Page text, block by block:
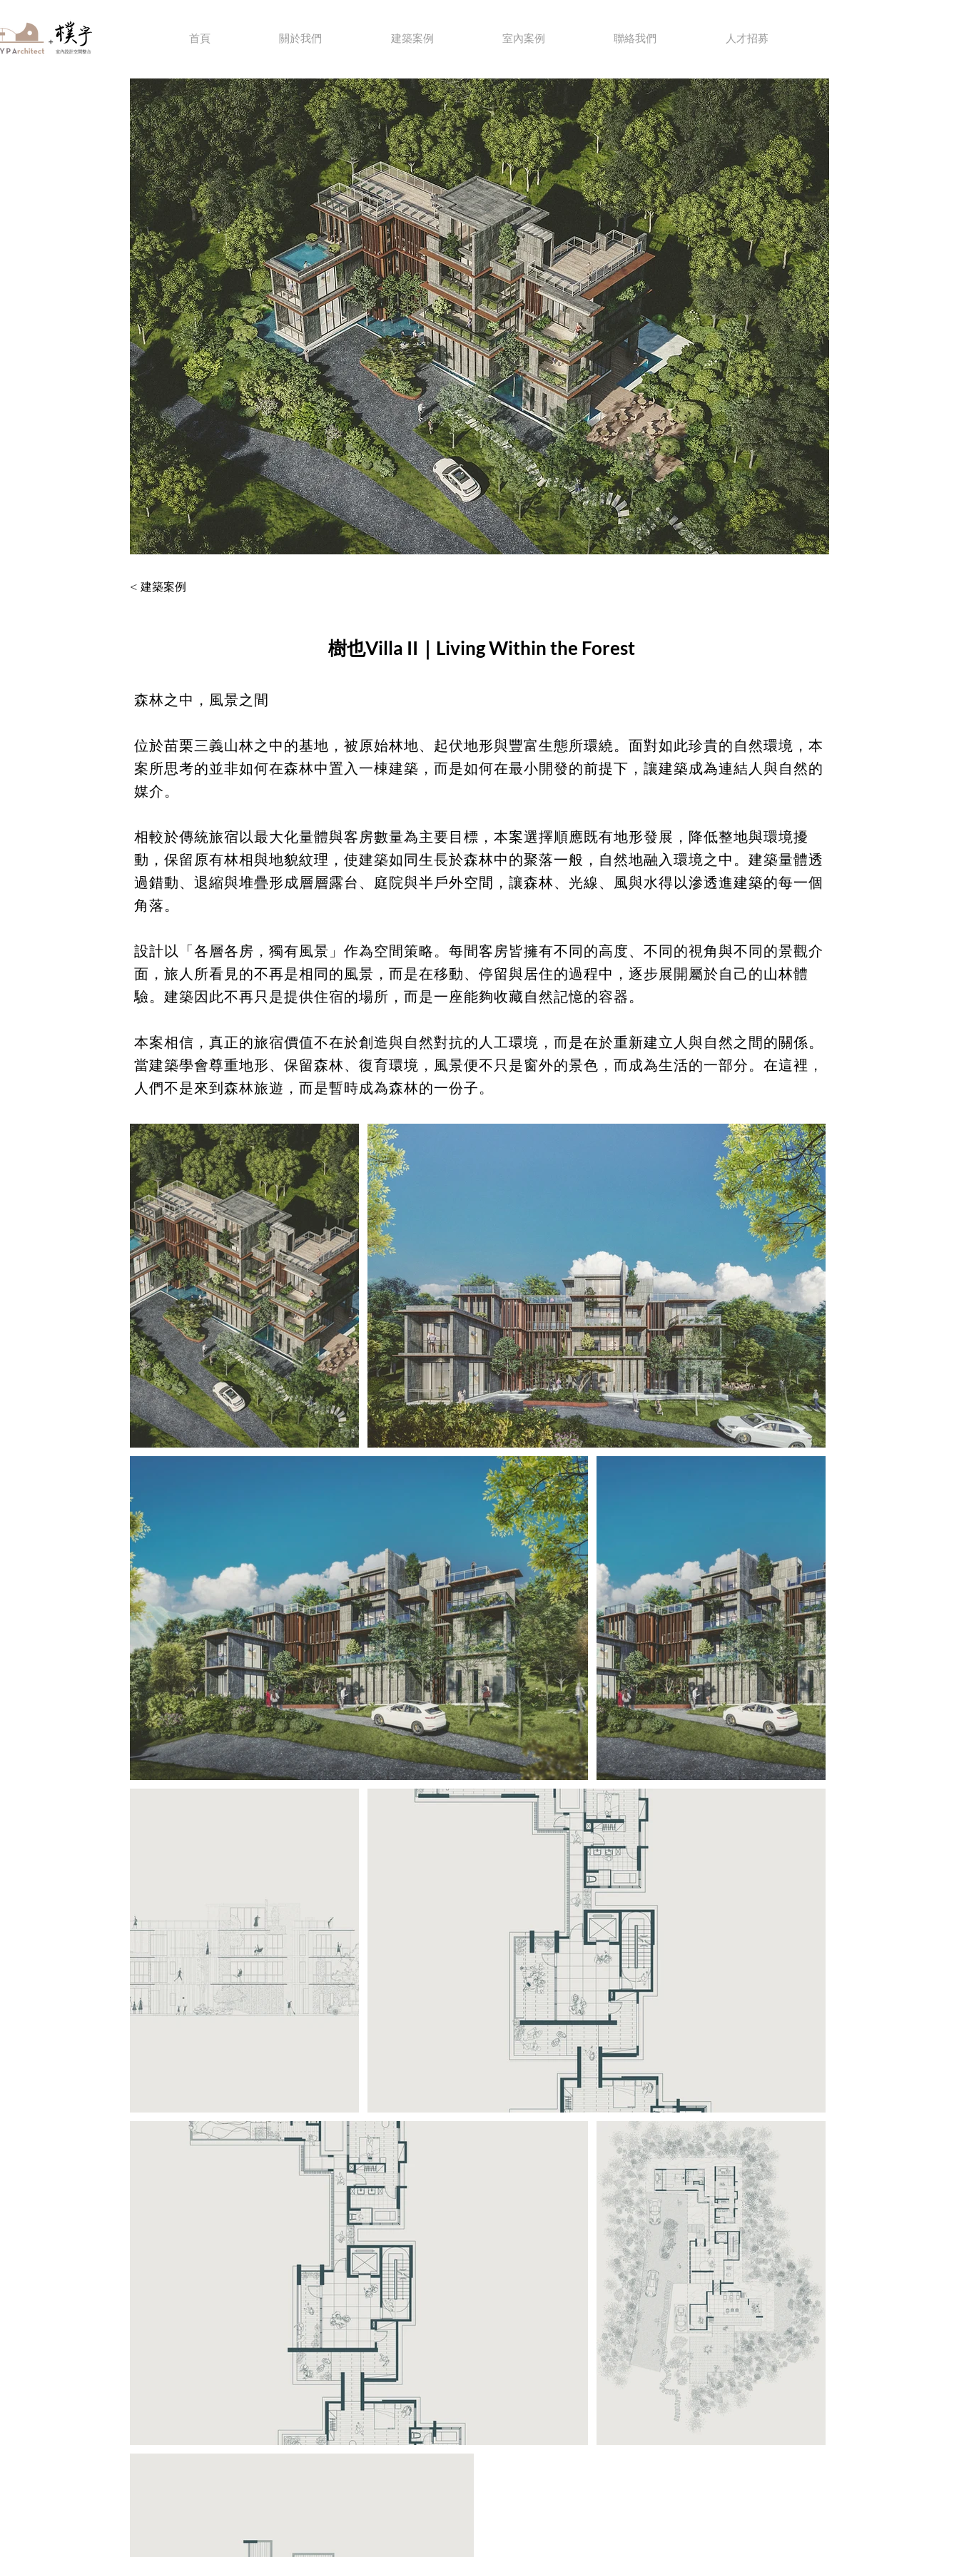
首頁 關於我們 建築案例 室內案例 聯絡我們 人才招募
< 建築案例
樹也Villa II｜Living Within the Forest
森林之中，風景之間
位於苗栗三義山林之中的基地，被原始林地、起伏地形與豐富生態所環繞。面對如此珍貴的自然環境，本
案所思考的並非如何在森林中置入一棟建築，而是如何在最小開發的前提下，讓建築成為連結人與自然的
媒介。
相較於傳統旅宿以最大化量體與客房數量為主要目標，本案選擇順應既有地形發展，降低整地與環境擾
動，保留原有林相與地貌紋理，使建築如同生長於森林中的聚落一般，自然地融入環境之中。建築量體透
過錯動、退縮與堆疊形成層層露台、庭院與半戶外空間，讓森林、光線、風與水得以滲透進建築的每一個
角落。
設計以「各層各房，獨有風景」作為空間策略。每間客房皆擁有不同的高度、不同的視角與不同的景觀介
面，旅人所看見的不再是相同的風景，而是在移動、停留與居住的過程中，逐步展開屬於自己的山林體
驗。建築因此不再只是提供住宿的場所，而是一座能夠收藏自然記憶的容器。
本案相信，真正的旅宿價值不在於創造與自然對抗的人工環境，而是在於重新建立人與自然之間的關係。
當建築學會尊重地形、保留森林、復育環境，風景便不只是窗外的景色，而成為生活的一部分。在這裡，
人們不是來到森林旅遊，而是暫時成為森林的一份子。